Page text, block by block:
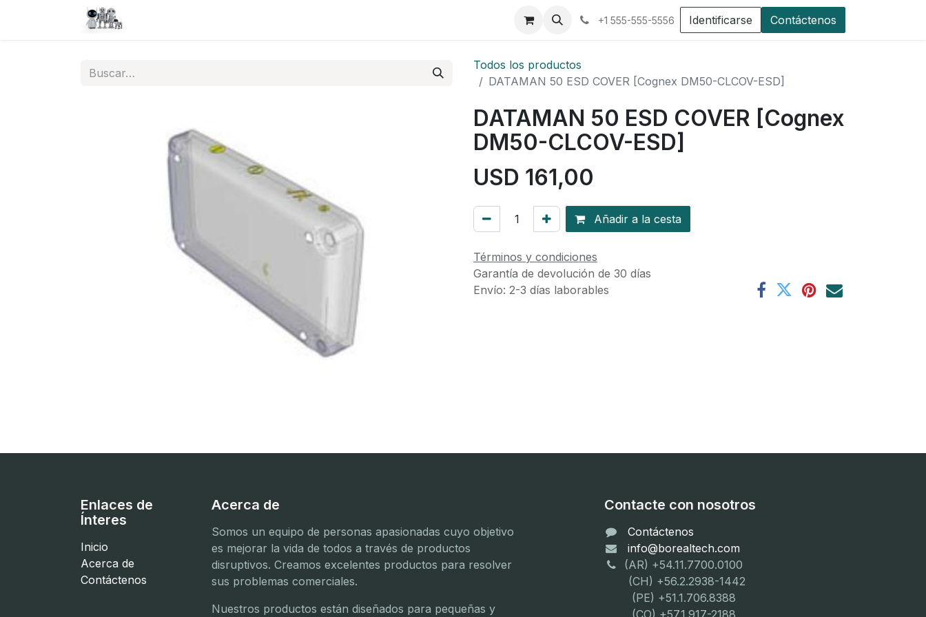
Planilla +1 555-555-5556 Identificarse Contáctenos
Todos los productos
DATAMAN 50 ESD COVER [Cognex DM50-CLCOV-ESD]
DATAMAN 50 ESD COVER [Cognex
DM50-CLCOV-ESD]
USD 161,00
Añadir a la cesta
Términos y condiciones
Garantía de devolución de 30 días
Envío: 2-3 días laborables
Enlaces de
Ínteres
Inicio
Acerca de
Contáctenos
Acerca de
Somos un equipo de personas apasionadas cuyo objetivo
es mejorar la vida de todos a través de productos
disruptivos. Creamos excelentes productos para resolver
sus problemas comerciales.
Nuestros productos están diseñados para pequeñas y
Contacte con nosotros
Contáctenos
info@borealtech.com
(AR) +54.11.7700.0100
(CH) +56.2.2938-1442
(PE) +51.1.706.8388
(CO) +57.1.917-2188